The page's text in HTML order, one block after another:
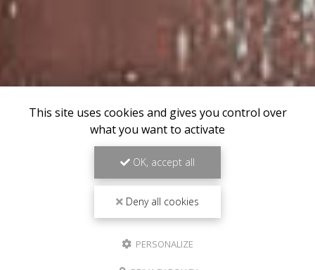
This site uses cookies and gives you control over
what you want to activate
OK, accept all
Deny all cookies
PERSONALIZE